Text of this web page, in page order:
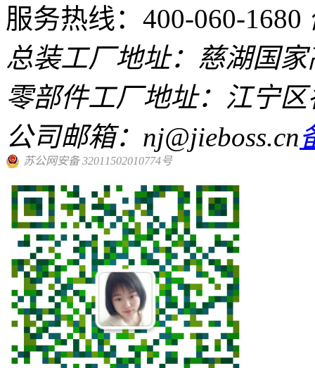
服务热线：400-060-1680
总装工厂地址：慈湖国
零部件工厂地址：江宁
公司邮箱：nj@jieboss.cn
苏公网安备 32011502010774号